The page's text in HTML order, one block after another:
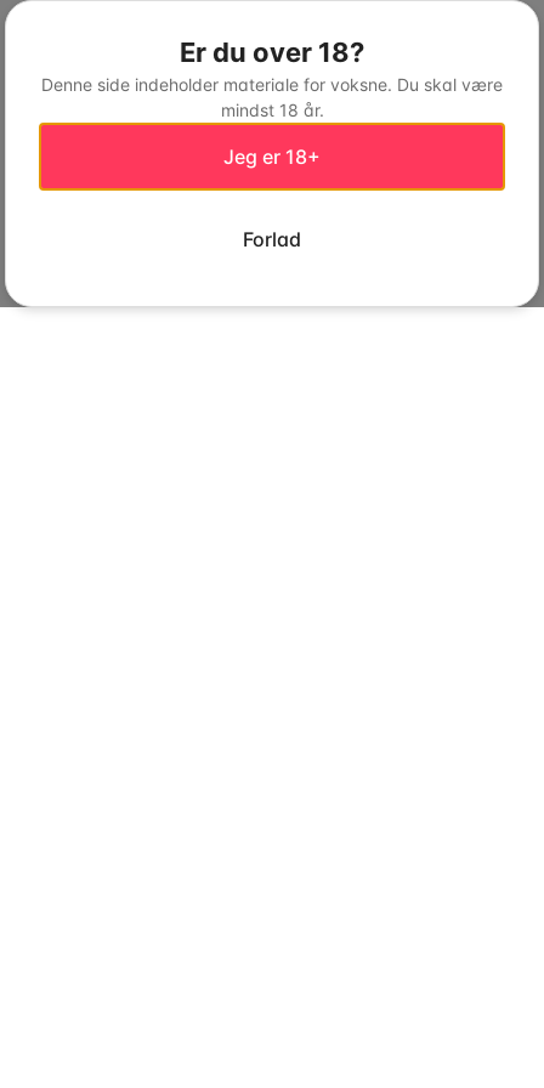
Er du over 18?
Denne side indeholder materiale for voksne. Du skal være
mindst 18 år.
Jeg er 18+
Forlad